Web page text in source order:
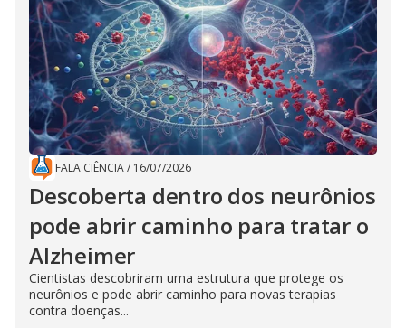
FALA CIÊNCIA/ 16/07/2026
Descoberta dentro dos neurônios
pode abrir caminho para tratar o
Alzheimer
Cientistas descobriram uma estrutura que protege os
neurônios e pode abrir caminho para novas terapias
contra doenças...